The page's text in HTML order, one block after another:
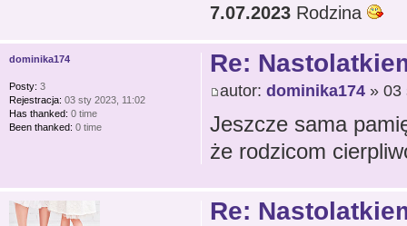
7.07.2023Rodzina
Re:
autor: dominika174» 03
Jeszcze sama
że rodzicom
dominika174
Posty: 3
Rejestracja: 03 sty 2023, 11:02
Has thanked: 0 time
Been thanked: 0 time
Re: